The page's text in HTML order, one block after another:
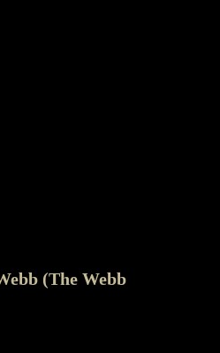
(The Webb